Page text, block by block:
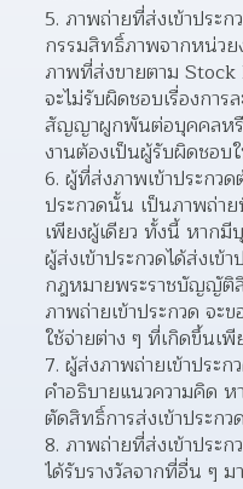
ภาพถ่ายที่ส่งเข้าประ
กรรมสิทธิ์ภาพจากหน่วย
ภาพที่ส่งขายตาม
จะไม่รับผิดชอบเรื่องกา
สัญญาผูกพันต่อบุคคลหรื
งานต้องเป็นผู้รับผิดชอ
ผู้ที่ส่งภาพเข้าประกวด
ประกวดนั้น เป็นภาพถ่า
เพียงผู้เดียว ทั้งนี้ หากมี
ผู้ส่งเข้าประกวดได้ส่งเข้
กฎหมายพระราชบัญญัติ
ภาพถ่ายเข้าประกวด จะ
ใช้จ่ายต่าง ๆ ที่เกิดขึ้นเพี
ผู้ส่งภาพถ่ายเข้าประ
คําอธิบายแนวความคิด
ตัดสิทธิ์การส่งเข้าประกวด
ภาพถ่ายที่ส่งเข้าประก
ได้รับรางวัลจากที่อื่น ๆ ม